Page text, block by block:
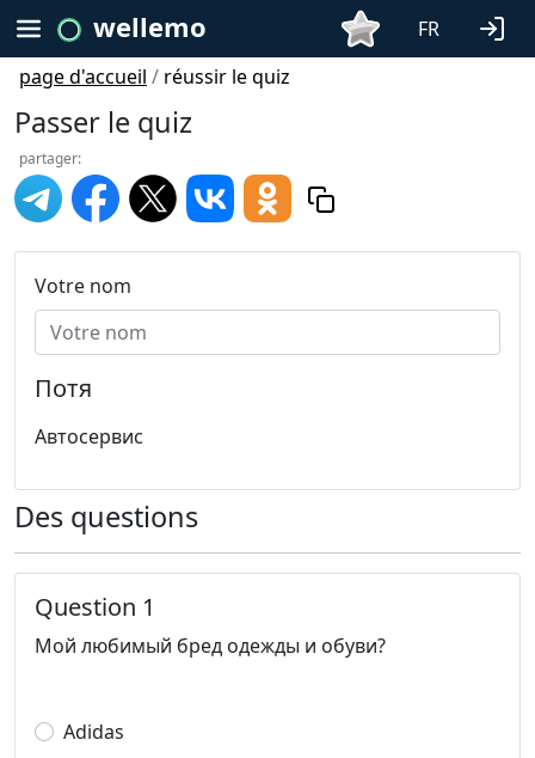
wellemo
FR
page d'accueil / réussir le quiz
Passer le quiz
partager:
Votre nom
Потя
Автосервис
Des questions
Question 1
Мой любимый бред одежды и обуви?
Adidas